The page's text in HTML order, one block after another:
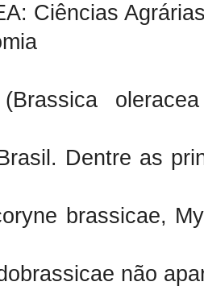
Ciências
Dentre as
brassicae,
não